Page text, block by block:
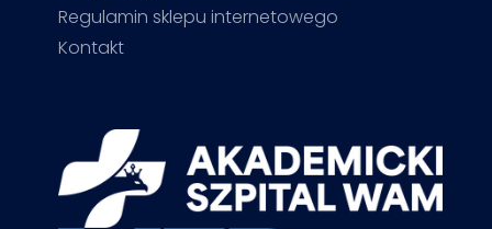
Regulamin sklepu internetowego
Kontakt